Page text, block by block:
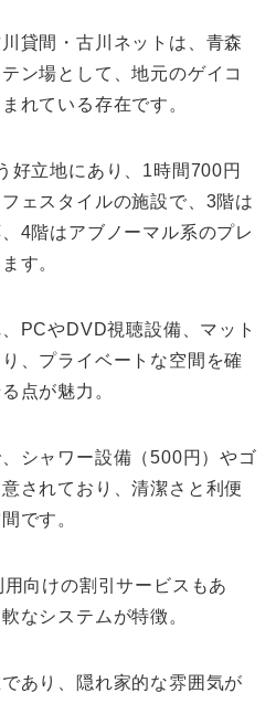
貸間・古川ネットは、青森
ン場として、地元のゲイコ
れている存在です。
好立地にあり、1時間700円
ェスタイルの施設で、3階は
4階はアブノーマル系のプレ
す。
PCやDVD視聴設備、マット
、プライベートな空間を確
点が魅力。
シャワー設備（500円）やゴ
されており、清潔さと利便
です。
向けの割引サービスもあ
なシステムが特徴。
あり、隠れ家的な雰囲気が